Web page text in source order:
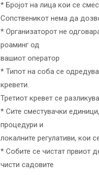
* Бројот на лица кои се
Сопственикот нема да
* Организаторот не
роаминг од
вашиот оператор
* Типот на соба се
кревети.
Третиот кревет се
* Сите сместувачки
процедури и
локалните регулативи, кои
* Собите се чистат првиот
чисти садовите